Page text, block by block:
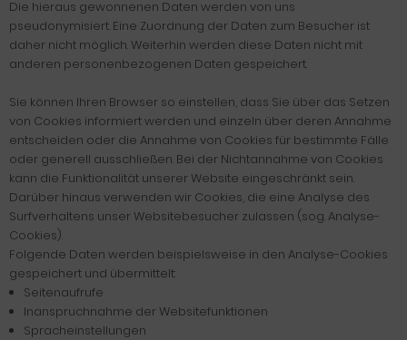
Die hieraus gewonnenen Daten werden von uns
pseudonymisiert. Eine Zuordnung der Daten zum Besucher ist
daher nicht möglich. Weiterhin werden diese Daten nicht mit
anderen personenbezogenen Daten gespeichert.
Sie können Ihren Browser so einstellen, dass Sie über das Setzen
von Cookies informiert werden und einzeln über deren Annahme
entscheiden oder die Annahme von Cookies für bestimmte Fälle
oder generell ausschließen. Bei der Nichtannahme von Cookies
kann die Funktionalität unserer Website eingeschränkt sein.
Darüber hinaus verwenden wir Cookies, die eine Analyse des
Surfverhaltens unser Websitebesucher zulassen (sog. Analyse-
Cookies).
Folgende Daten werden beispielsweise in den Analyse-Cookies
gespeichert und übermittelt:
Seitenaufrufe
Inanspruchnahme der Websitefunktionen
Spracheinstellungen